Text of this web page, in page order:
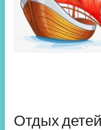
Отдых